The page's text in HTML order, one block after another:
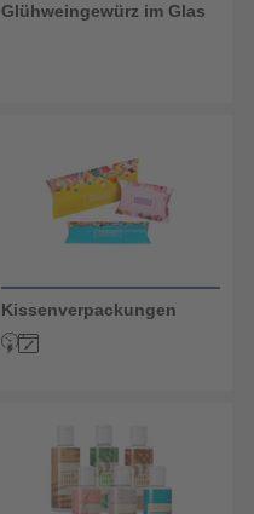
Glühweingewürz im Glas
Kissenverpackungen